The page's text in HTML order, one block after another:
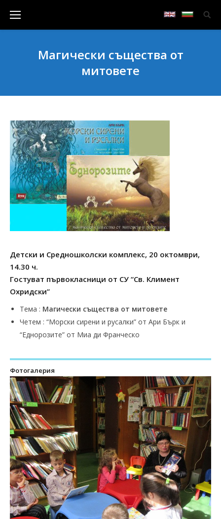
Магически същества от
митовете
Детски и Средношколски комплекс, 20 октомври,
14.30 ч.
Гостуват първокласници от СУ “Св. Климент
Охридски”
Тема : Магически същества от митовете
Четем : “Морски сирени и русалки” от Ари Бърк и
“Еднорозите” от Миа ди Франческо
Фотогалерия